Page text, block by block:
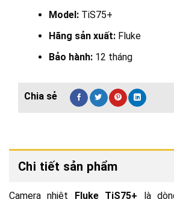
Model:TiS75+
Hãng sản xuất:Fluke
Bảo hành:12 tháng
Chi tiết sản phẩm
Camera nhiệt Fluke TiS75+ là